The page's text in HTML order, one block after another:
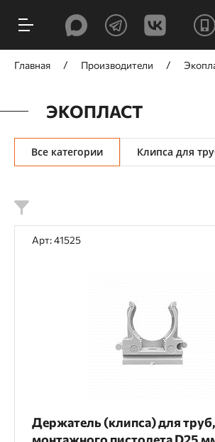
Главная Производители
ЭКОПЛАСТ
ФИЛЬТРЫ
Цена, ₽
от
Назначение
Инженерные системы
Диаметр
Все категории Клипса для
Арт: 41525
Держатель (клипса) для